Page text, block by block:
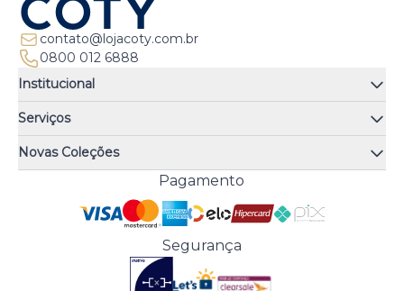
contato@lojacoty.com.br
0800 012 6888
Institucional
Quem somos
Quiz de fragrâncias
Trocas e Devoluções
Troque Fácil
Perguntas Frequentes
Política de Pagamento
Política de Entrega
Política de Privacidade
Comprar com CNPJ?
Serviços
Atendimento
Meus Pedidos
Trabalhe Conosco
Preferências de Cookies
Novas Coleções
Cenoura & Bronze
Pagamento
Segurança